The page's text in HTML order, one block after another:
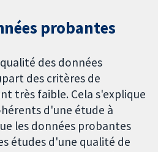
probantes
des données
des critères de
très faible. Cela s'explique
d'une étude à
les données probantes
études d'une qualité de